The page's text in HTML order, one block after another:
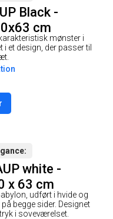
Black -
cm
mønster i
et design, der passer til
white -
x 63 cm
udført i hvide og
begge sider. Designet
i soveværelset.